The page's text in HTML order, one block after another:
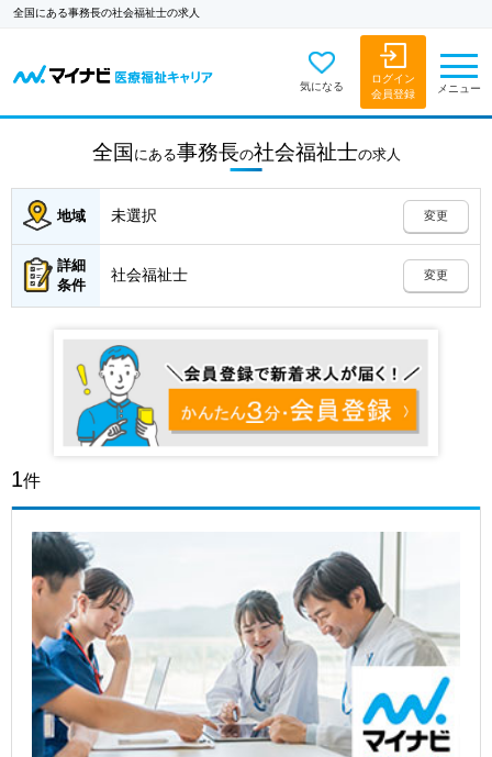
全国にある事務長の社会福祉士の求人
気になる
ログイン
会員登録
メニュー
全国 にある事務長の社会福祉士の求人
地域 未選択 変更
詳細
条件
社会福祉士 変更
1件